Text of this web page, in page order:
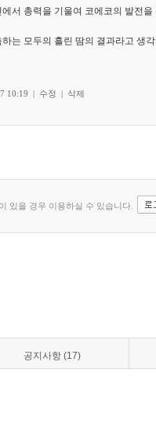
공지사항 (17)